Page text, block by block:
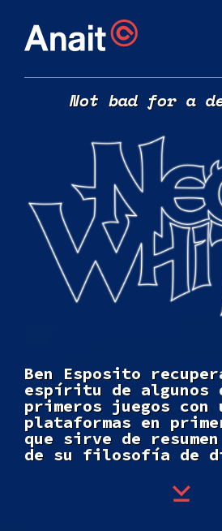
Not bad for a
Ben Esposito
espíritu de algunos
primeros juegos con
plataformas en
que sirve de
de su filosofía de